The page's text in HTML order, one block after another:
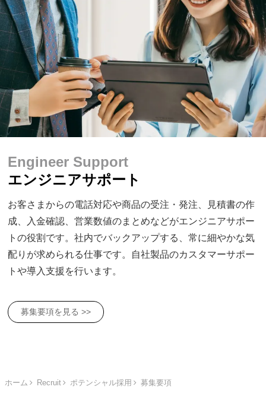
Engineer Support
エンジニアサポート
お客さまからの電話対応や商品の受注・発注、見積書の作
成、入金確認、営業数値のまとめなどがエンジニアサポー
トの役割です。社内でバックアップする、常に細やかな気
配りが求められる仕事です。自社製品のカスタマーサポー
トや導入支援を行います。
募集要項を見る >>
ホーム Recruit ポテンシャル採用 募集要項